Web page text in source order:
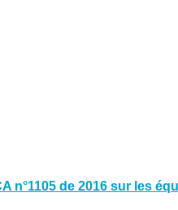
n°1105 de 2016 sur les